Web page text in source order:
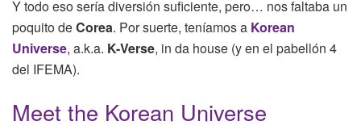
Y todo eso sería diversión suficiente, pero… nos faltaba un
poquito deCorea. Por suerte, teníamos a Korean
Universe, a.k.a. K-Verse, in da house (y en el pabellón 4
del IFEMA).
Meet the Korean Universe